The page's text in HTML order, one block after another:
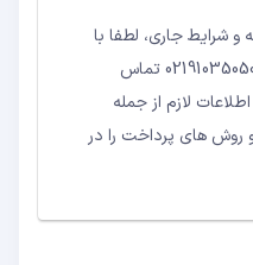
و شرایط جاری، لطفا با
تیم پشتیبانی ارزینجا به شماره 02191035050 تماس
لازم از جمله
روش های پرداخت را در